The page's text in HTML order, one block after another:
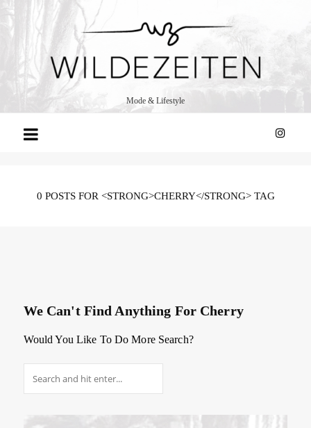
WILDE
ZEITEN
Mode & Lifestyle
0 POSTS FOR <STRONG>CHERRY</STRONG> TAG
We Can't Find Anything For Cherry
Would You Like To Do More Search?